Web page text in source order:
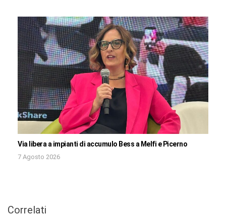
Via libera a impianti di accumulo Bess a Melfi e Picerno
7 Agosto 2026
Correlati